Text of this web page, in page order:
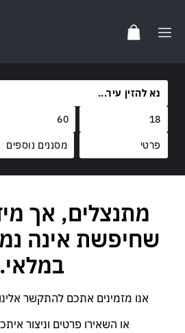
מסננים נוספים
FARROAD
קוד משקל
110
קוד מהירות
נקה
מתנצלים, אך
שחיפשת אינה
במלאי.
אנו מזמינים אתכם להתקשר
או השאירו פרטים וניצור